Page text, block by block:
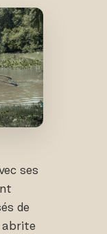
ses
de
abrite